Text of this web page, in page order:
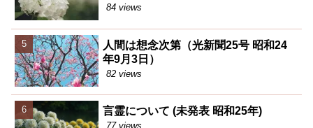
84 views
人間は想念次第（光新聞25号 昭和24
年9月3日）
82 views
言霊について (未発表 昭和25年)
77 views